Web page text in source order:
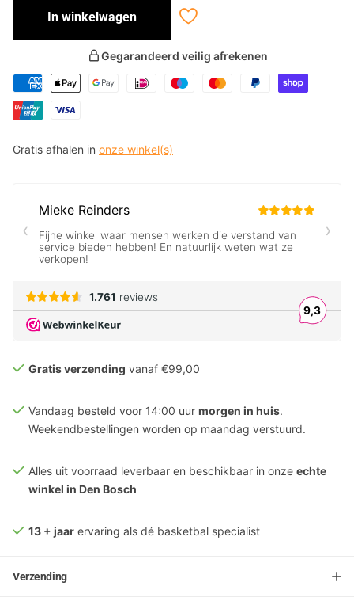
In winkelwagen
Gegarandeerd veilig afrekenen
Gratis afhalen in onze winkel(s)
Gratis verzending vanaf €99,00
Vandaag besteld voor 14:00 uur morgen in huis.
Weekendbestellingen worden op maandag verstuurd.
Alles uit voorraad leverbaar en beschikbaar in onze echte
winkel in Den Bosch
13 + jaar ervaring als dé basketbal specialist
Verzending